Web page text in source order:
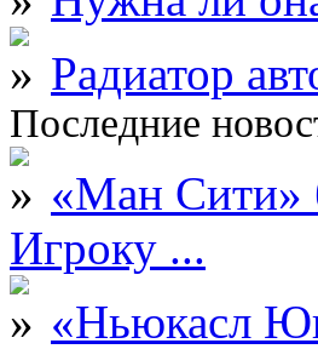
Радиатор
Последние
«Ман Сити»
Игроку ...
«Ньюкасл